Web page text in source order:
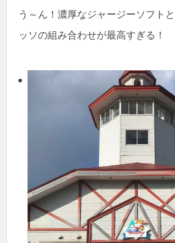
う～ん！濃厚なジャージーソフト
ッソの組み合わせが最高すぎる！